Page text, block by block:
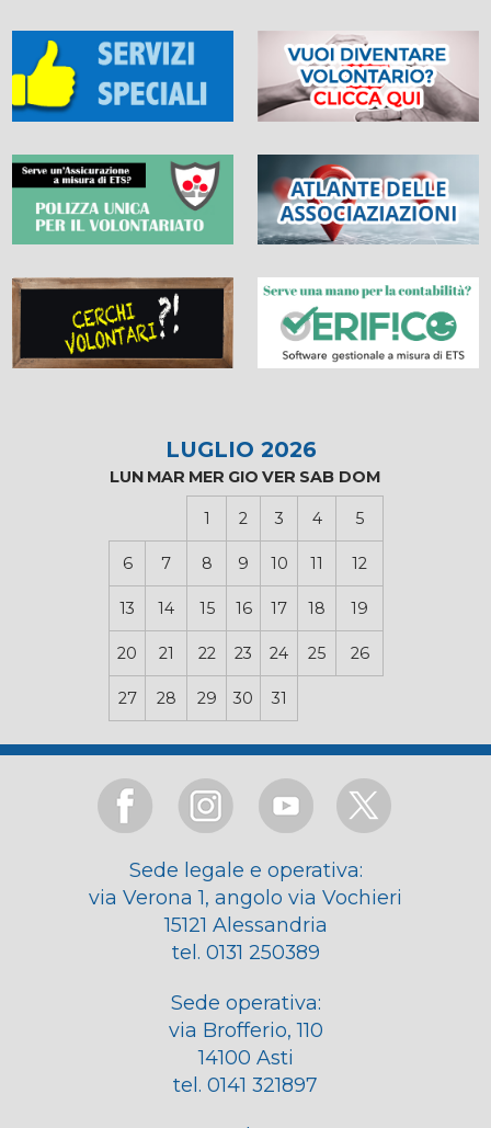
LUGLIO 2026
LUN MAR MER GIO VER SAB DOM
1 2 3 4 5
6 7 8 9 10 11 12
13 14 15 16 17 18 19
20 21 22 23 24 25 26
27 28 29 30 31
Sede legale e operativa:
via Verona 1, angolo via Vochieri
15121 Alessandria
tel. 0131 250389
Sede operativa:
via Brofferio, 110
14100 Asti
tel. 0141 321897